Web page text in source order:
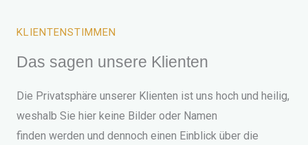
KLIENTENSTIMMEN
Das sagen unsere Klienten
Die Privatsphäre unserer Klienten ist uns hoch und heilig,
weshalb Sie hier keine Bilder oder Namen
finden werden und dennoch einen Einblick über die